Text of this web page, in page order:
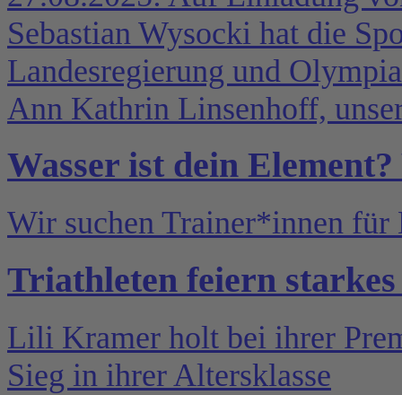
Sebastian Wysocki hat die
Landesregierung und
Ann Kathrin Linsenhoff,
Wasser ist dein
Wir suchen Trainer*innen
Triathleten feiern
Lili Kramer holt bei ihrer
Sieg in ihrer Altersklasse